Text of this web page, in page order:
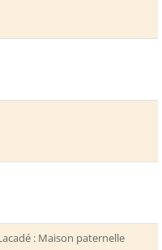
: Maison paternelle